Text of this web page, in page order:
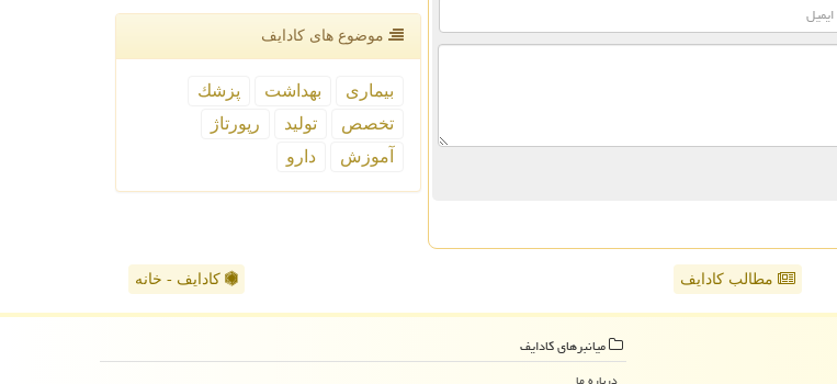
موضوع های كادایف
بیماری بهداشت
پزشك
تخصص
تولید
رپورتاژ
آموزش
دارو
مطالب کادایف کادایف - خانه
میانبرهای كادایف